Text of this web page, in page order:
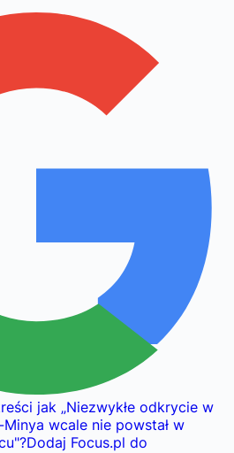
jak „Niezwykłe odkrycie w
Minya wcale nie powstał w
"?Dodaj Focus.pl do